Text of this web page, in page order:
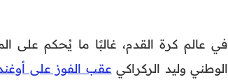
في عالم كرة القدم، غالبًا ما يُحكم على
الوطني وليد الركراكي عقب الفوز على